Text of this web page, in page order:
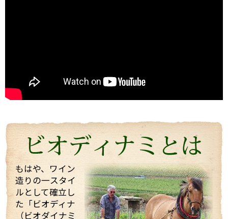
ワイン醸造に対する自身のフィロソフィ（哲学）を強
く持った志の高い醸造家でした。
今回は、他のお客様もいらっしゃりとても忙しい中私
くれました。 途中で「もう大丈夫ですよ・・・」と言
っても、「これを飲んでくれ」と、どんどんいろいろ
なワインを持ってきてくれてワインや畑や自分の考え
などたくさん話していただきました！
そんな訪問の様子を一部まとめしたのでご覧くださ
い。 また動画も撮影したものをほんの少しまとめまし
たのでご一緒にどうぞ。 少しでもマルシャンの熱い思
いが伝わればいいなと思っています。
もはや、ワイン
造りの一スタイ
ルとして確立し
た「ビオディナ
（ビオダイナミ